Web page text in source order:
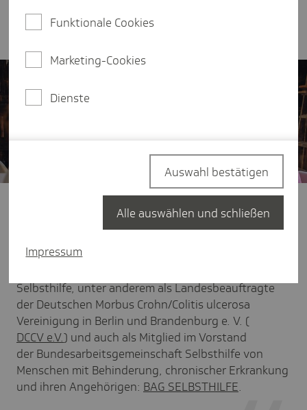
Selbsthilfe für Betroffene ist.
Sie weiß aus eigener Erfahrung, wie wichtig der
Austausch mit anderen Betroffenen bei einer
Selbsthilfe, unter anderem als Landesbeauftragte
der Deutschen Morbus Crohn/Colitis ulcerosa
Vereinigung in Berlin und Brandenburg e. V. (
DCCV e.V.) und auch als Mitglied im Vorstand
der Bundesarbeitsgemeinschaft Selbsthilfe von
Menschen mit Behinderung, chronischer Erkrankung
und ihren Angehörigen: BAG SELBSTHILFE.
Funktionale Cookies
Marketing-Cookies
Dienste
Impressum
Auswahl bestätigen
Alle auswählen und schließen